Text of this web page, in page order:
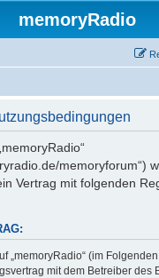
memoryRadio
memoryforum“)
Vertrag mit folgenden
„memoryRadio“ (im
mit dem Betreiber des